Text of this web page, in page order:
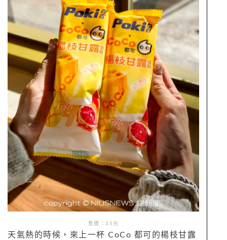
售價：35元
天氣熱的時候，來上一杯 CoCo 都可的楊枝甘露